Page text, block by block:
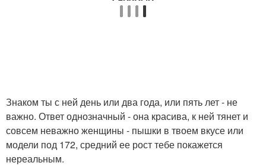
Знаком ты с ней день или два года, или пять лет - не
важно. Ответ однозначный - она красива, к ней тянет и
совсем неважно женщины - пышки в твоем вкусе или
модели под 172, средний ее рост тебе покажется
нереальным.